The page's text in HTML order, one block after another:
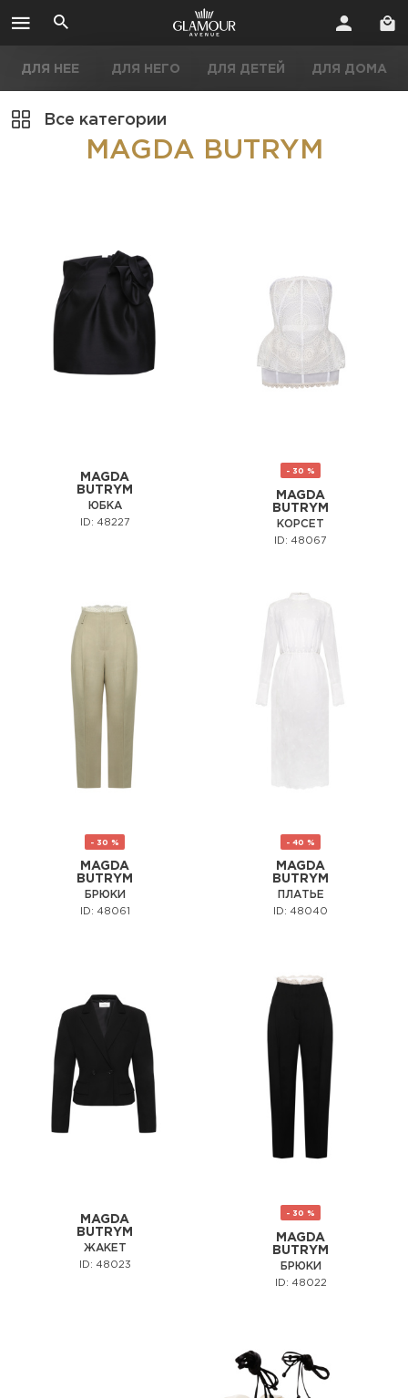
ДЛЯ НЕЕ ДЛЯ НЕГО ДЛЯ ДЕТЕЙ ДЛЯ ДОМА
Все категории
MAGDA BUTRYM
MAGDA
BUTRYM
ЮБКА
ID: 48227
- 30 %
MAGDA
BUTRYM
КОРСЕТ
ID: 48067
- 30 %
MAGDA
BUTRYM
БРЮКИ
ID: 48061
- 40 %
MAGDA
BUTRYM
ПЛАТЬЕ
ID: 48040
MAGDA
BUTRYM
ЖАКЕТ
ID: 48023
- 30 %
MAGDA
BUTRYM
БРЮКИ
ID: 48022